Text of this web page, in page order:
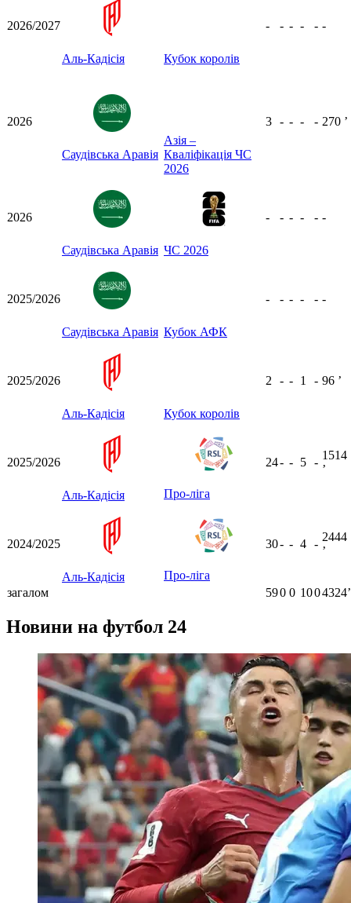
2026/2027
Аль-Кадісія Кубок королів
- - - - - -
2026
Саудівська Аравія
Азія –
Кваліфікація ЧС
2026
3 - - - - 270 ʼ
2026
Саудівська Аравія ЧС 2026
- - - - - -
2025/2026
Саудівська Аравія Кубок АФК
- - - - - -
2025/2026
Аль-Кадісія Кубок королів
2 - - 1 - 96 ʼ
2025/2026
Аль-Кадісія Про-ліга
24- - 5 -
1514
ʼ
2024/2025
Аль-Кадісія Про-ліга
30- - 4 -
2444
ʼ
загалом 590 0 1004324ʼ
Новини на футбол 24